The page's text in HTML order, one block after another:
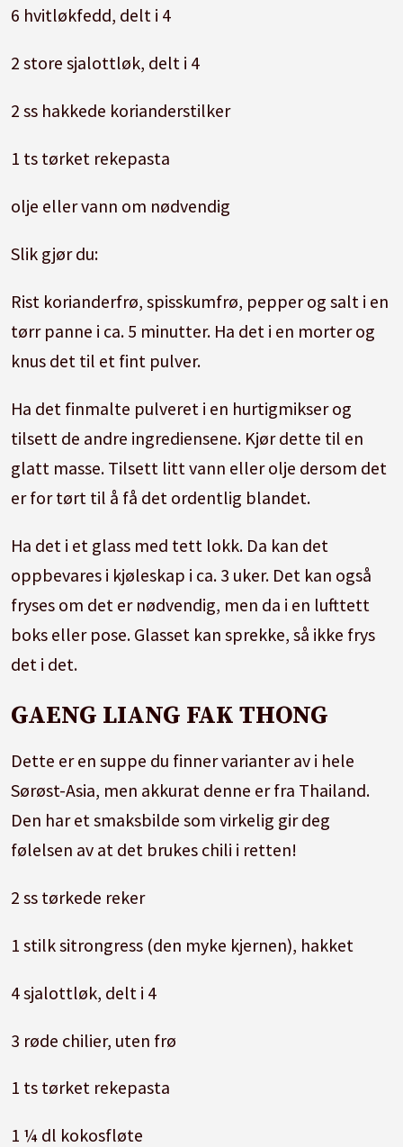
6 hvitløkfedd, delt i 4
2 store sjalottløk, delt i 4
2 ss hakkede korianderstilker
1 ts tørket rekepasta
olje eller vann om nødvendig
Slik gjør du:
Rist korianderfrø, spisskumfrø, pepper og salt i en
tørr panne i ca. 5 minutter. Ha det i en morter og
knus det til et fint pulver.
Ha det finmalte pulveret i en hurtigmikser og
tilsett de andre ingrediensene. Kjør dette til en
glatt masse. Tilsett litt vann eller olje dersom det
er for tørt til å få det ordentlig blandet.
Ha det i et glass med tett lokk. Da kan det
oppbevares i kjøleskap i ca. 3 uker. Det kan også
fryses om det er nødvendig, men da i en lufttett
boks eller pose. Glasset kan sprekke, så ikke frys
det i det.
GAENG LIANG FAK THONG
Dette er en suppe du finner varianter av i hele
Sørøst-Asia, men akkurat denne er fra Thailand.
Den har et smaksbilde som virkelig gir deg
følelsen av at det brukes chili i retten!
2 ss tørkede reker
1 stilk sitrongress (den myke kjernen), hakket
4 sjalottløk, delt i 4
3 røde chilier, uten frø
1 ts tørket rekepasta
1 ¼ dl kokosfløte